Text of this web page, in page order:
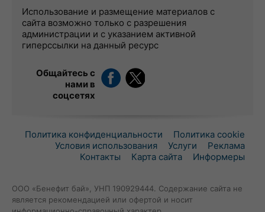
Использование и размещение материалов с
сайта возможно только с разрешения
администрации и с указанием активной
гиперссылки на данный ресурс
Общайтесь с
нами в
соцсетях
Политика конфиденциальности
Политика cookie
Условия использования
Услуги
Реклама
Контакты
Карта сайта Информеры
ООО «Бенефит бай», УНП 190929444. Содержание сайта не
является рекомендацией или офертой и носит